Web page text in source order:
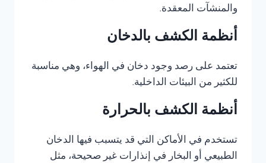
والمنشآت المعقدة.
أنظمة الكشف بالدخان
تعتمد على رصد وجود دخان في الهواء، وهي مناسبة
للكثير من البيئات الداخلية.
أنظمة الكشف بالحرارة
تستخدم في الأماكن التي قد يتسبب فيها الدخان
الطبيعي أو البخار في إنذارات غير صحيحة، مثل